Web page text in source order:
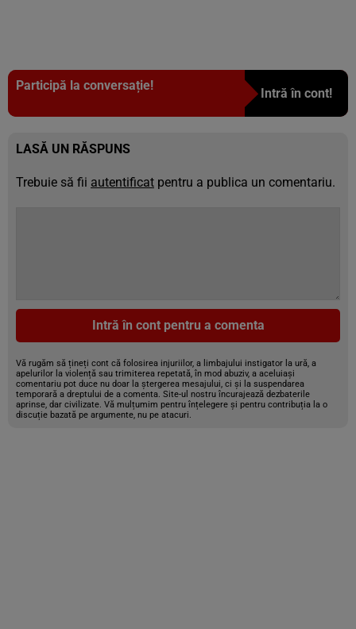
Participă la conversație!
Intră în cont!
LASĂ UN RĂSPUNS
Trebuie să fii autentificat pentru a publica un comentariu.
Intră în cont pentru a comenta
Vă rugăm să țineți cont că folosirea injuriilor, a limbajului instigator la ură, a
apelurilor la violență sau trimiterea repetată, în mod abuziv, a aceluiași
comentariu pot duce nu doar la ștergerea mesajului, ci și la suspendarea
temporară a dreptului de a comenta. Site-ul nostru încurajează dezbaterile
aprinse, dar civilizate. Vă mulțumim pentru înțelegere și pentru contribuția la o
discuție bazată pe argumente, nu pe atacuri.